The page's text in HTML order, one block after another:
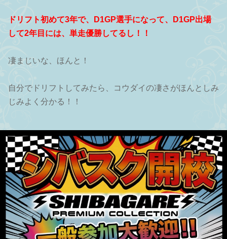
ドリフト初めて3年で、D1GP選手になって、D1GP出場
して2年目には、単走優勝してるし！！
凄まじいな、ほんと！
自分でドリフトしてみたら、コウダイの凄さがほんとしみ
じみよく分かる！！